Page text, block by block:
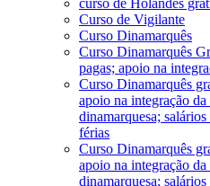
Curso de Vigilante
Curso Dinamarquês
Curso Dinamarquês
pagas; apoio na
Curso Dinamarquês
apoio na integração
dinamarquesa;
férias
Curso Dinamarquês
apoio na integração da
dinamarquesa;